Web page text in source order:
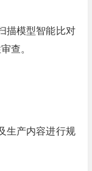
描模型智能比对
查。
生产内容进行规